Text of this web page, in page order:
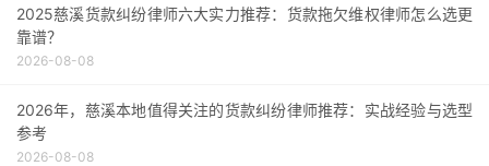
2025慈溪货款纠纷律师六大实力推荐：货款拖欠维权律师怎么选更
靠谱？
2026-08-08
2026年，慈溪本地值得关注的货款纠纷律师推荐：实战经验与选型
参考
2026-08-08